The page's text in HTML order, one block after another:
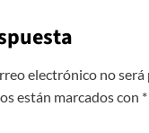
electrónico no será
están marcados con *